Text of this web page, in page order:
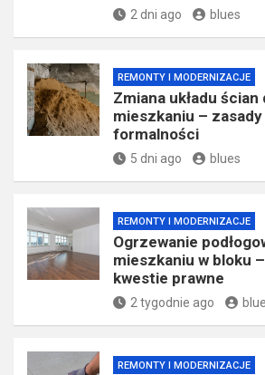
2 dni ago blues
REMONTY I MODERNIZACJE
Zmiana układu ścian
mieszkaniu –
formalności
5 dni ago blues
REMONTY I MODERNIZACJE
Ogrzewanie
mieszkaniu w bloku
kwestie prawne
2 tygodnie ago
REMONTY I MODERNIZACJE